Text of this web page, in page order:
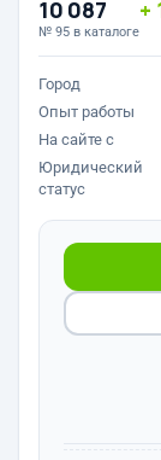
10 087
№ 95 в каталоге
Город
Опыт работы
На сайте с
Юридический
статус